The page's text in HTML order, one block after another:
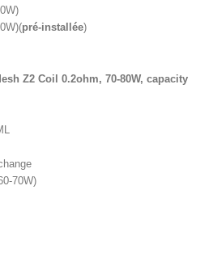
pré-installée)
Z2 Coil 0.2ohm, 70-80W, capacity
70W)